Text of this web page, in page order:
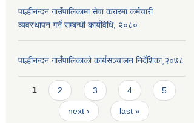
पाल्हीनन्दन गाउँपालिकामा सेवा करारमा कर्मचारी
व्यवस्थापन गर्ने सम्बन्धी कार्यविधि, २०८०
पाल्हीनन्दन गाउँपालिकाको कार्यसञ्चालन निर्देशिका,२०७८
Pages
1 2 3 4 5
next › last »